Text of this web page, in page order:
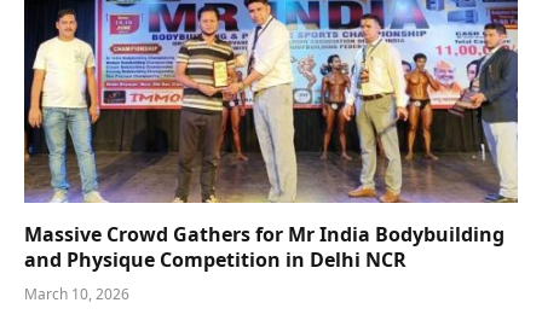
Massive Crowd Gathers for Mr India Bodybuilding
and Physique Competition in Delhi NCR
March 10, 2026